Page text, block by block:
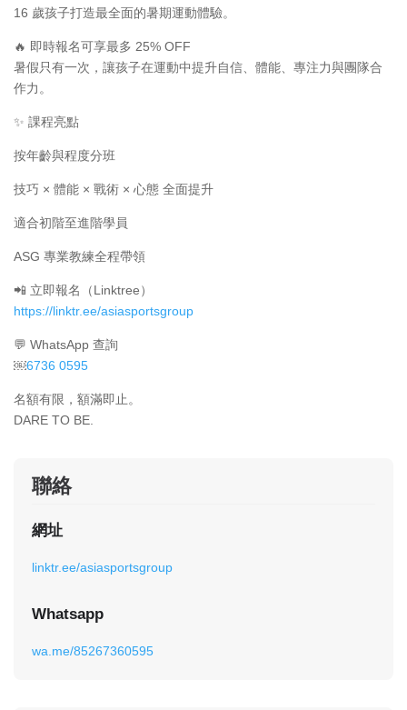
16 歲孩子打造最全面的暑期運動體驗。
🔥 即時報名可享最多 25% OFF
暑假只有一次，讓孩子在運動中提升自信、體能、專注力與團隊合
作力。
✨ 課程亮點
按年齡與程度分班
技巧 × 體能 × 戰術 × 心態 全面提升
適合初階至進階學員
ASG 專業教練全程帶領
📲 立即報名（Linktree）
https://linktr.ee/asiasportsgroup
💬 WhatsApp 查詢
￼⁨6736 0595⁩
名額有限，額滿即止。
DARE TO BE.
聯絡
網址
linktr.ee/asiasportsgroup
Whatsapp
wa.me/85267360595⁩